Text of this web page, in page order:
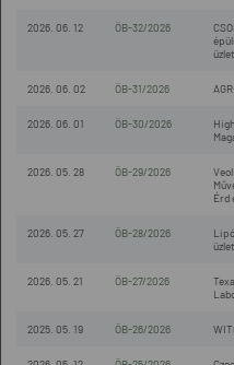
2026. 06. 12 ÖB-32/2026
2026. 06. 02 ÖB-31/2026
2026. 06. 01 ÖB-30/2026
2026. 05. 28 ÖB-29/2026
Érd
2026. 05. 27 ÖB-28/2026
2026. 05. 21 ÖB-27/2026
2025. 05. 19 ÖB-26/2026